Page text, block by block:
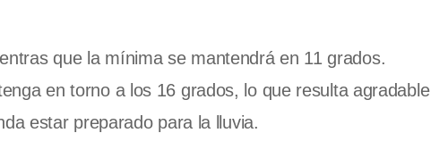
que la mínima se mantendrá en 11 grados.
en torno a los 16 grados, lo que resulta agradable
estar preparado para la lluvia.